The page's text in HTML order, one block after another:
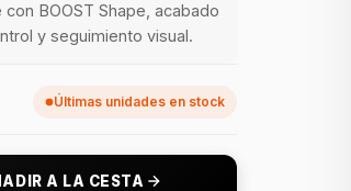
BOOST Shape, acabado
y seguimiento visual.
Últimas unidades en stock
A LA CESTA